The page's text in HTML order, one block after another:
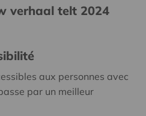
verhaal telt 2024
aux personnes avec
par un meilleur